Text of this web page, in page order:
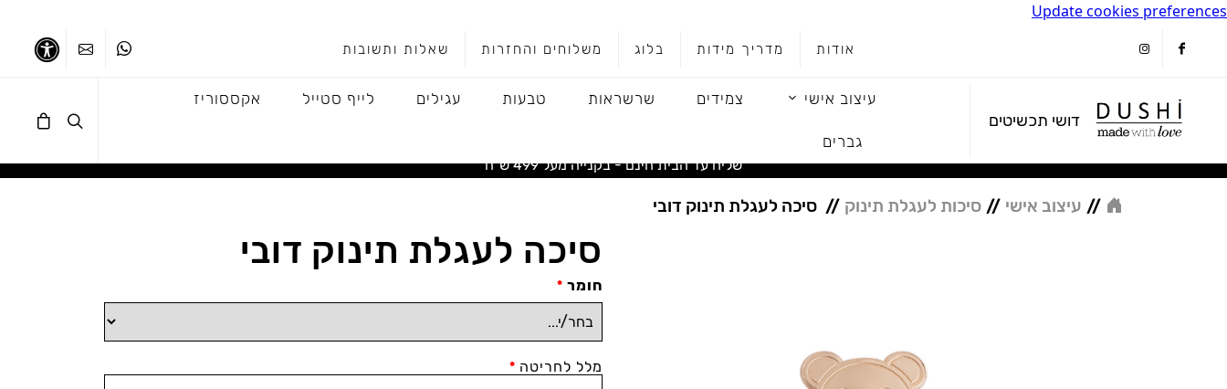
Update cookies preferences
facebook אודות מדריך מידות בלוג משלוחים והחזרות שאלות ותשובות ווטסאפ צרו קשר
דושי תכשיטים
עיצוב אישי צמידים שרשראות טבעות עגילים לייף סטייל אקססוריז
גברים
שליח עד הבית חינם - בקנייה מעל 499 ש"ח
// עיצוב אישי // סיכות לעגלת תינוק // סיכה לעגלת תינוק דובי
סיכה לעגלת תינוק דובי
חומר *
מלל לחריטה *